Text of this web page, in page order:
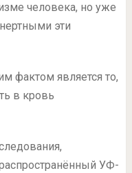
человека, но уже
эти
фактом является то,
в кровь
УФ-